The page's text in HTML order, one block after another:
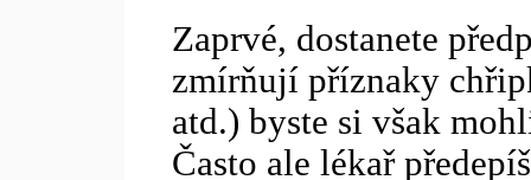
Zaprvé, dostanete
zmírňují příznaky
atd.) byste si však
Často ale lékař